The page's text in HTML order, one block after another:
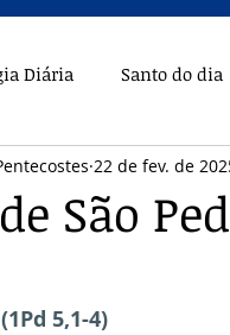
Diária Santo do dia
Saúde
São
22 de fev. de
5,1-4)